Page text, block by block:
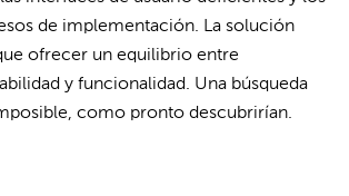
de implementación. La solución
ofrecer un equilibrio entre
y funcionalidad. Una búsqueda
como pronto descubrirían.